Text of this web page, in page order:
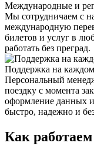
Международные и
Мы сотрудничаем с
международную
билетов и услуг в
работать без преград.
Поддержка на
Персональный
поездку с момента
оформление данных и
быстро, надежно и
Как работаем